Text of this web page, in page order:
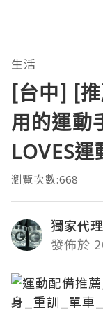
生活
[台中] [
用的運動
LOVES
瀏覽次數:668
獨家代
發佈於